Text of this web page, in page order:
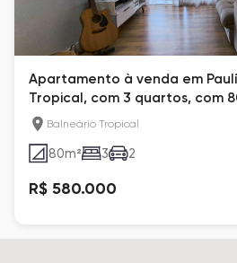
Apartamento à venda em
Tropical, com 3 quartos, com
Balneário Tropical
80m² 3 2
R$ 580.000